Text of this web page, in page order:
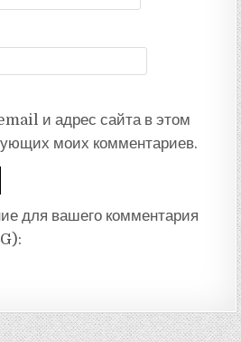
и адрес сайта в этом
моих комментариев.
для вашего комментария